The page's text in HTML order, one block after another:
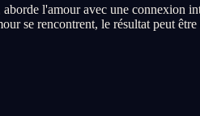
l'amour avec une connexion
se rencontrent, le résultat peut